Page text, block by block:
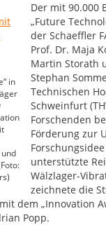
in
Der mit 90.000
„Future
der Schaeffler
Prof. Dr. Maja
Martin Storath
Stephan
Technischen
Schweinfurt
Forschenden
Förderung zur
unterstützte
Wälzlager-
zeichnete die
dem „Innovation
Popp.